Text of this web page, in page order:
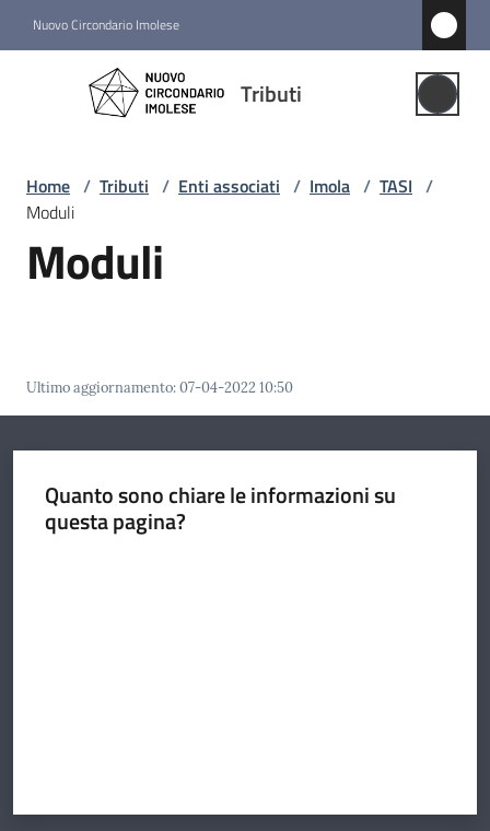
Nuovo Circondario Imolese
Tributi
Tributi
Gestione
Notizie
Comuni
Struttura
e
funzioni
Home / Tributi / Enti associati / Imola / TASI /
Moduli
Moduli
Ultimo aggiornamento:07-04-2022 10:50
Quanto sono chiare le informazioni su
questa pagina?